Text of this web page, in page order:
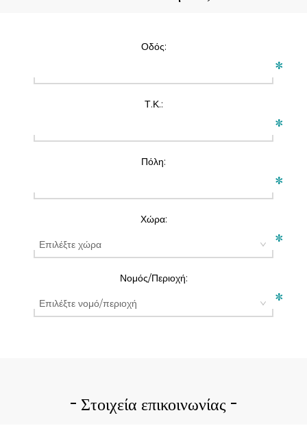
Οδός:
*
Τ.Κ.:
*
Πόλη:
*
Χώρα:
*
Νομός/Περιοχή:
*
Στοιχεία επικοινωνίας